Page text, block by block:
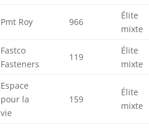
Pmt Roy 966
Élite
mixte
Fastco
Fasteners
119
Élite
mixte
Espace
pour la
vie
159
Élite
mixte